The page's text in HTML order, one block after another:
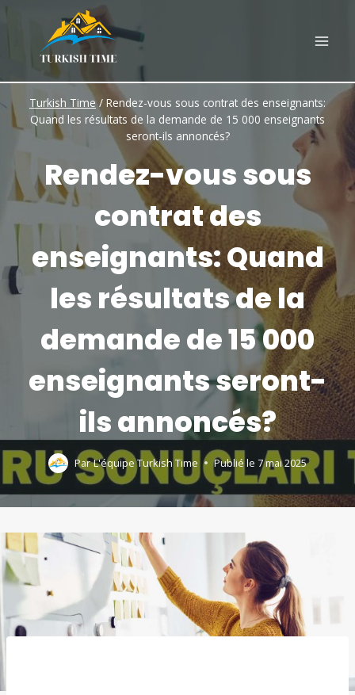
Skip
content
Turkish Time/ Rendez-vous sous contrat des enseignants:
Quand les résultats de la demande de 15 000 enseignants
seront-ils annoncés?
Rendez-vous sous
contrat des
enseignants: Quand
les résultats de la
demande de 15 000
enseignants seront-
ils annoncés?
ParL'équipe Turkish Time Publié le 7 mai 2025